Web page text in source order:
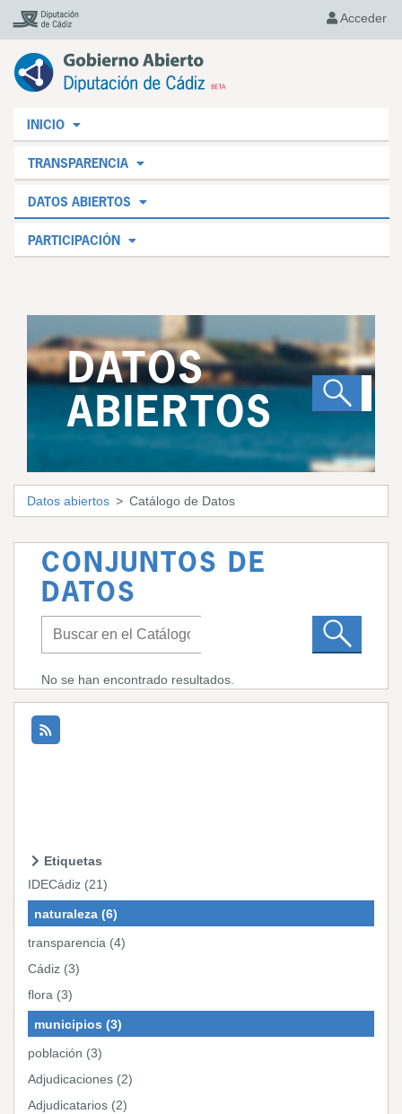
Acceder
INICIO
TRANSPARENCIA
DATOS ABIERTOS
PARTICIPACIÓN
DATOS
ABIERTOS
Datos abiertos Catálogo de Datos
CONJUNTOS DE
DATOS
No se han encontrado resultados.
Etiquetas
IDECádiz (21)
naturaleza (6)
transparencia (4)
Cádiz (3)
flora (3)
municipios (3)
población (3)
Adjudicaciones (2)
Adjudicatarios (2)